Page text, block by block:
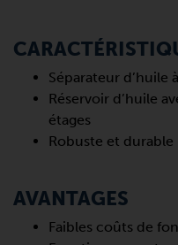
Séparateur d’huile
Réservoir d’huile
étages
Robuste et durable
AVANTAGES
Faibles coûts de